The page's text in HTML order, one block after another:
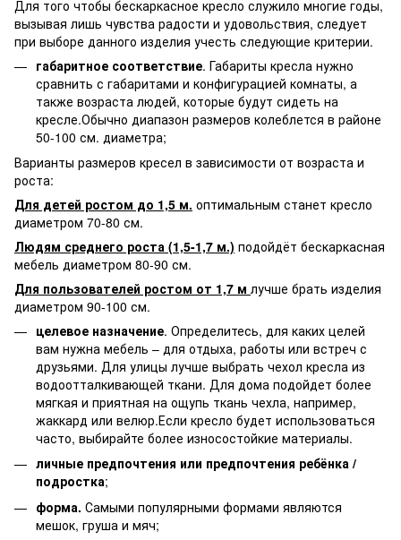
Для того чтобы бескаркасное кресло служило многие годы,
вызывая лишь чувства радости и удовольствия, следует
при выборе данного изделия учесть следующие критерии.
габаритное соответствие. Габариты кресла нужно
сравнить с габаритами и конфигурацией комнаты, а
также возраста людей, которые будут сидеть на
кресле.Обычно диапазон размеров колеблется в районе
50-100 см. диаметра;
Варианты размеров кресел в зависимости от возраста и
роста:
Для детей ростом до 1,5 м. оптимальным станет кресло
диаметром 70-80 см.
Людям среднего роста (1,5-1,7 м.) подойдёт бескаркасная
мебель диаметром 80-90 см.
Для пользователей ростом от 1,7 м лучше брать изделия
диаметром 90-100 см.
целевое назначение. Определитесь, для каких целей
вам нужна мебель – для отдыха, работы или встреч с
друзьями. Для улицы лучше выбрать чехол кресла из
водоотталкивающей ткани. Для дома подойдет более
мягкая и приятная на ощупь ткань чехла, например,
жаккард или велюр.Если кресло будет использоваться
часто, выбирайте более износостойкие материалы.
личные предпочтения или предпочтения ребёнка /
подростка;
форма. Самыми популярными формами являются
мешок, груша и мяч;